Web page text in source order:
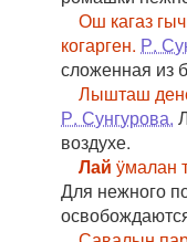
Ош кагаз
когарген. Р.
сложенная из
Лышташ
Р. Сунгурова.
воздухе.
Лай ӱмалан
Для нежного